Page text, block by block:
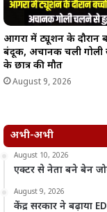
आगरा में ट्यूशन के दौरान
बंदूक, अचानक चली गोली
के छात्र की मौत
August 9, 2026
अभी-अभी
August 10, 2026
एक्टर से नेता बने बेन
August 9, 2026
केंद्र सरकार ने बढ़ाया